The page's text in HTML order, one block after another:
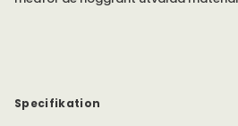
livsstilen längs Kaliforniens kust.
Specifikation